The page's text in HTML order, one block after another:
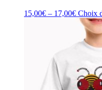
15,00€ – 17,00€ Choix